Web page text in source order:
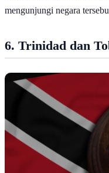
mengunjungi negara
6. Trinidad dan